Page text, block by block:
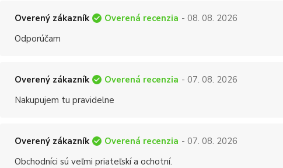
Overený zákazník Overená recenzia - 08. 08. 2026
Odporúčam
Overený zákazník Overená recenzia - 07. 08. 2026
Nakupujem tu pravidelne
Overený zákazník Overená recenzia - 07. 08. 2026
Obchodníci sú veľmi priateľskí a ochotní.